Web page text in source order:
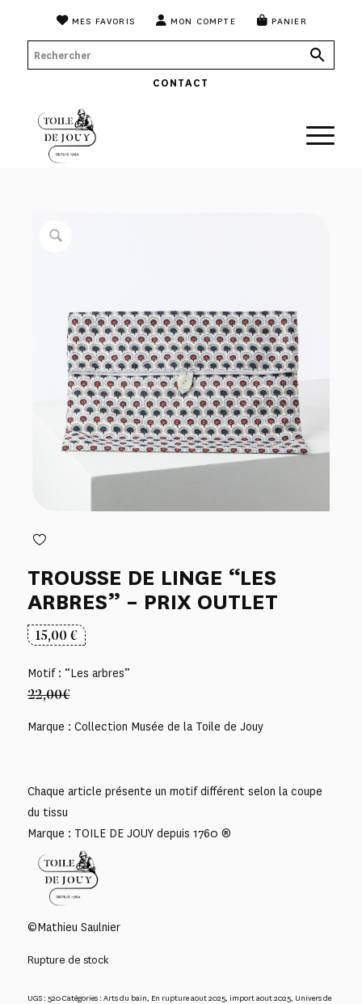
MES FAVORIS MON COMPTE PANIER
CONTACT
TROUSSE DE LINGE “LES
ARBRES” – PRIX OUTLET
15,00€
Motif : “Les arbres”
22,00€
Marque : Collection Musée de la Toile de Jouy
Chaque article présente un motif différent selon la coupe
du tissu
Marque : TOILE DE JOUY depuis 1760 ®
©Mathieu Saulnier
Rupture de stock
UGS : 520Catégories :Arts du bain, En rupture aout 2025, import aout 2025, Univers de